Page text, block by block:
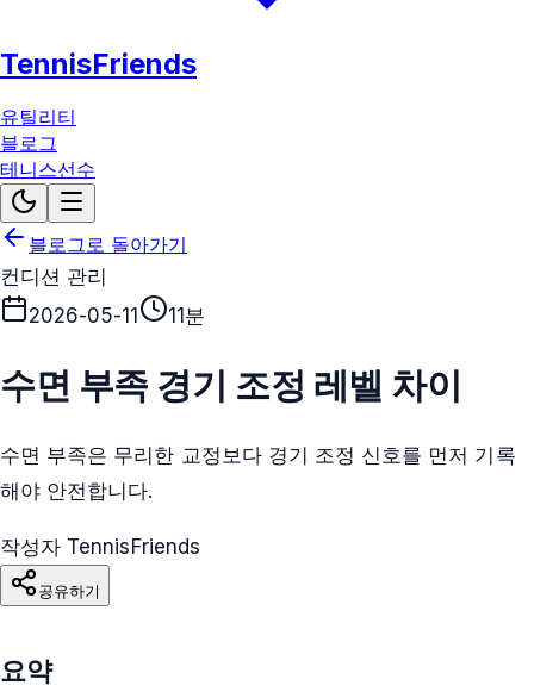
TennisFriends
유틸리티
블로그
테니스선수
블로그로 돌아가기
컨디션 관리
2026-05-11
11분
수면 부족 경기 조정 레벨 차이
수면 부족은 무리한 교정보다 경기 조정 신호를 먼저 기록
해야 안전합니다.
작성자 TennisFriends
공유하기
요약